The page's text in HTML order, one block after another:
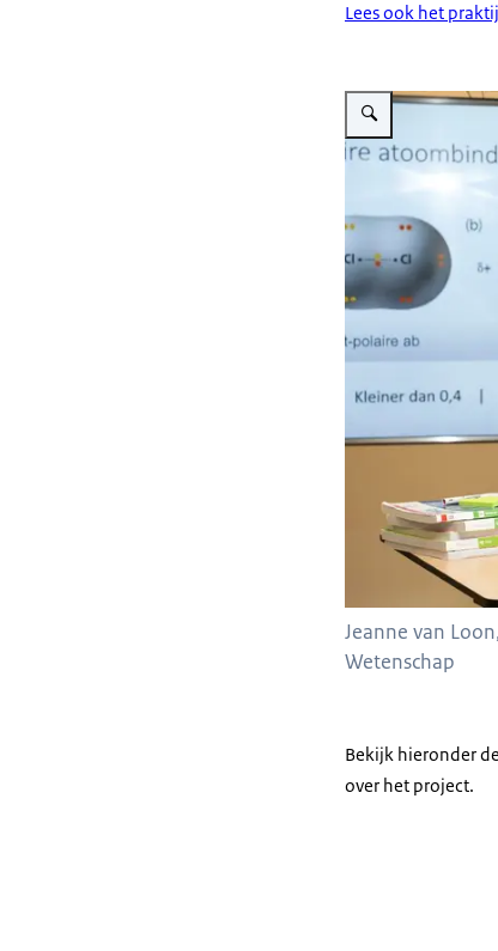
Lees ook het
Vergroot afbeelding
Jeanne van
Wetenschap
Bekijk hieronder
over het project.